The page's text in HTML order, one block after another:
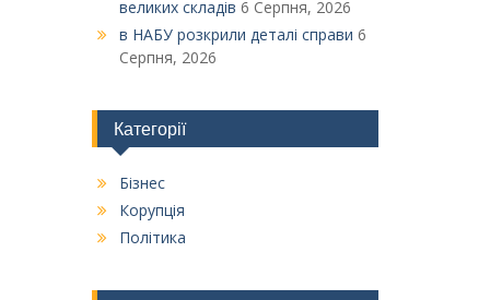
великих складів 6 Серпня, 2026
в НАБУ розкрили деталі справи 6
Серпня, 2026
Категорії
Бізнес
Корупція
Політика